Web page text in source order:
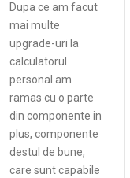
Dupa ce am facut
mai multe
upgrade-uri la
calculatorul
personal am
ramas cu o parte
din componente in
plus, componente
destul de bune,
care sunt capabile